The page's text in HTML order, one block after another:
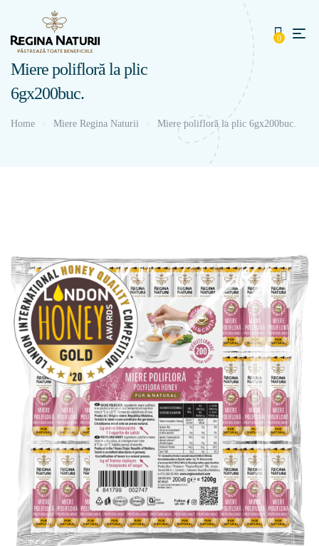
0
Miere polifloră la plic
6gх200buc.
Home Miere Regina Naturii Miere polifloră la plic 6gх200buc.